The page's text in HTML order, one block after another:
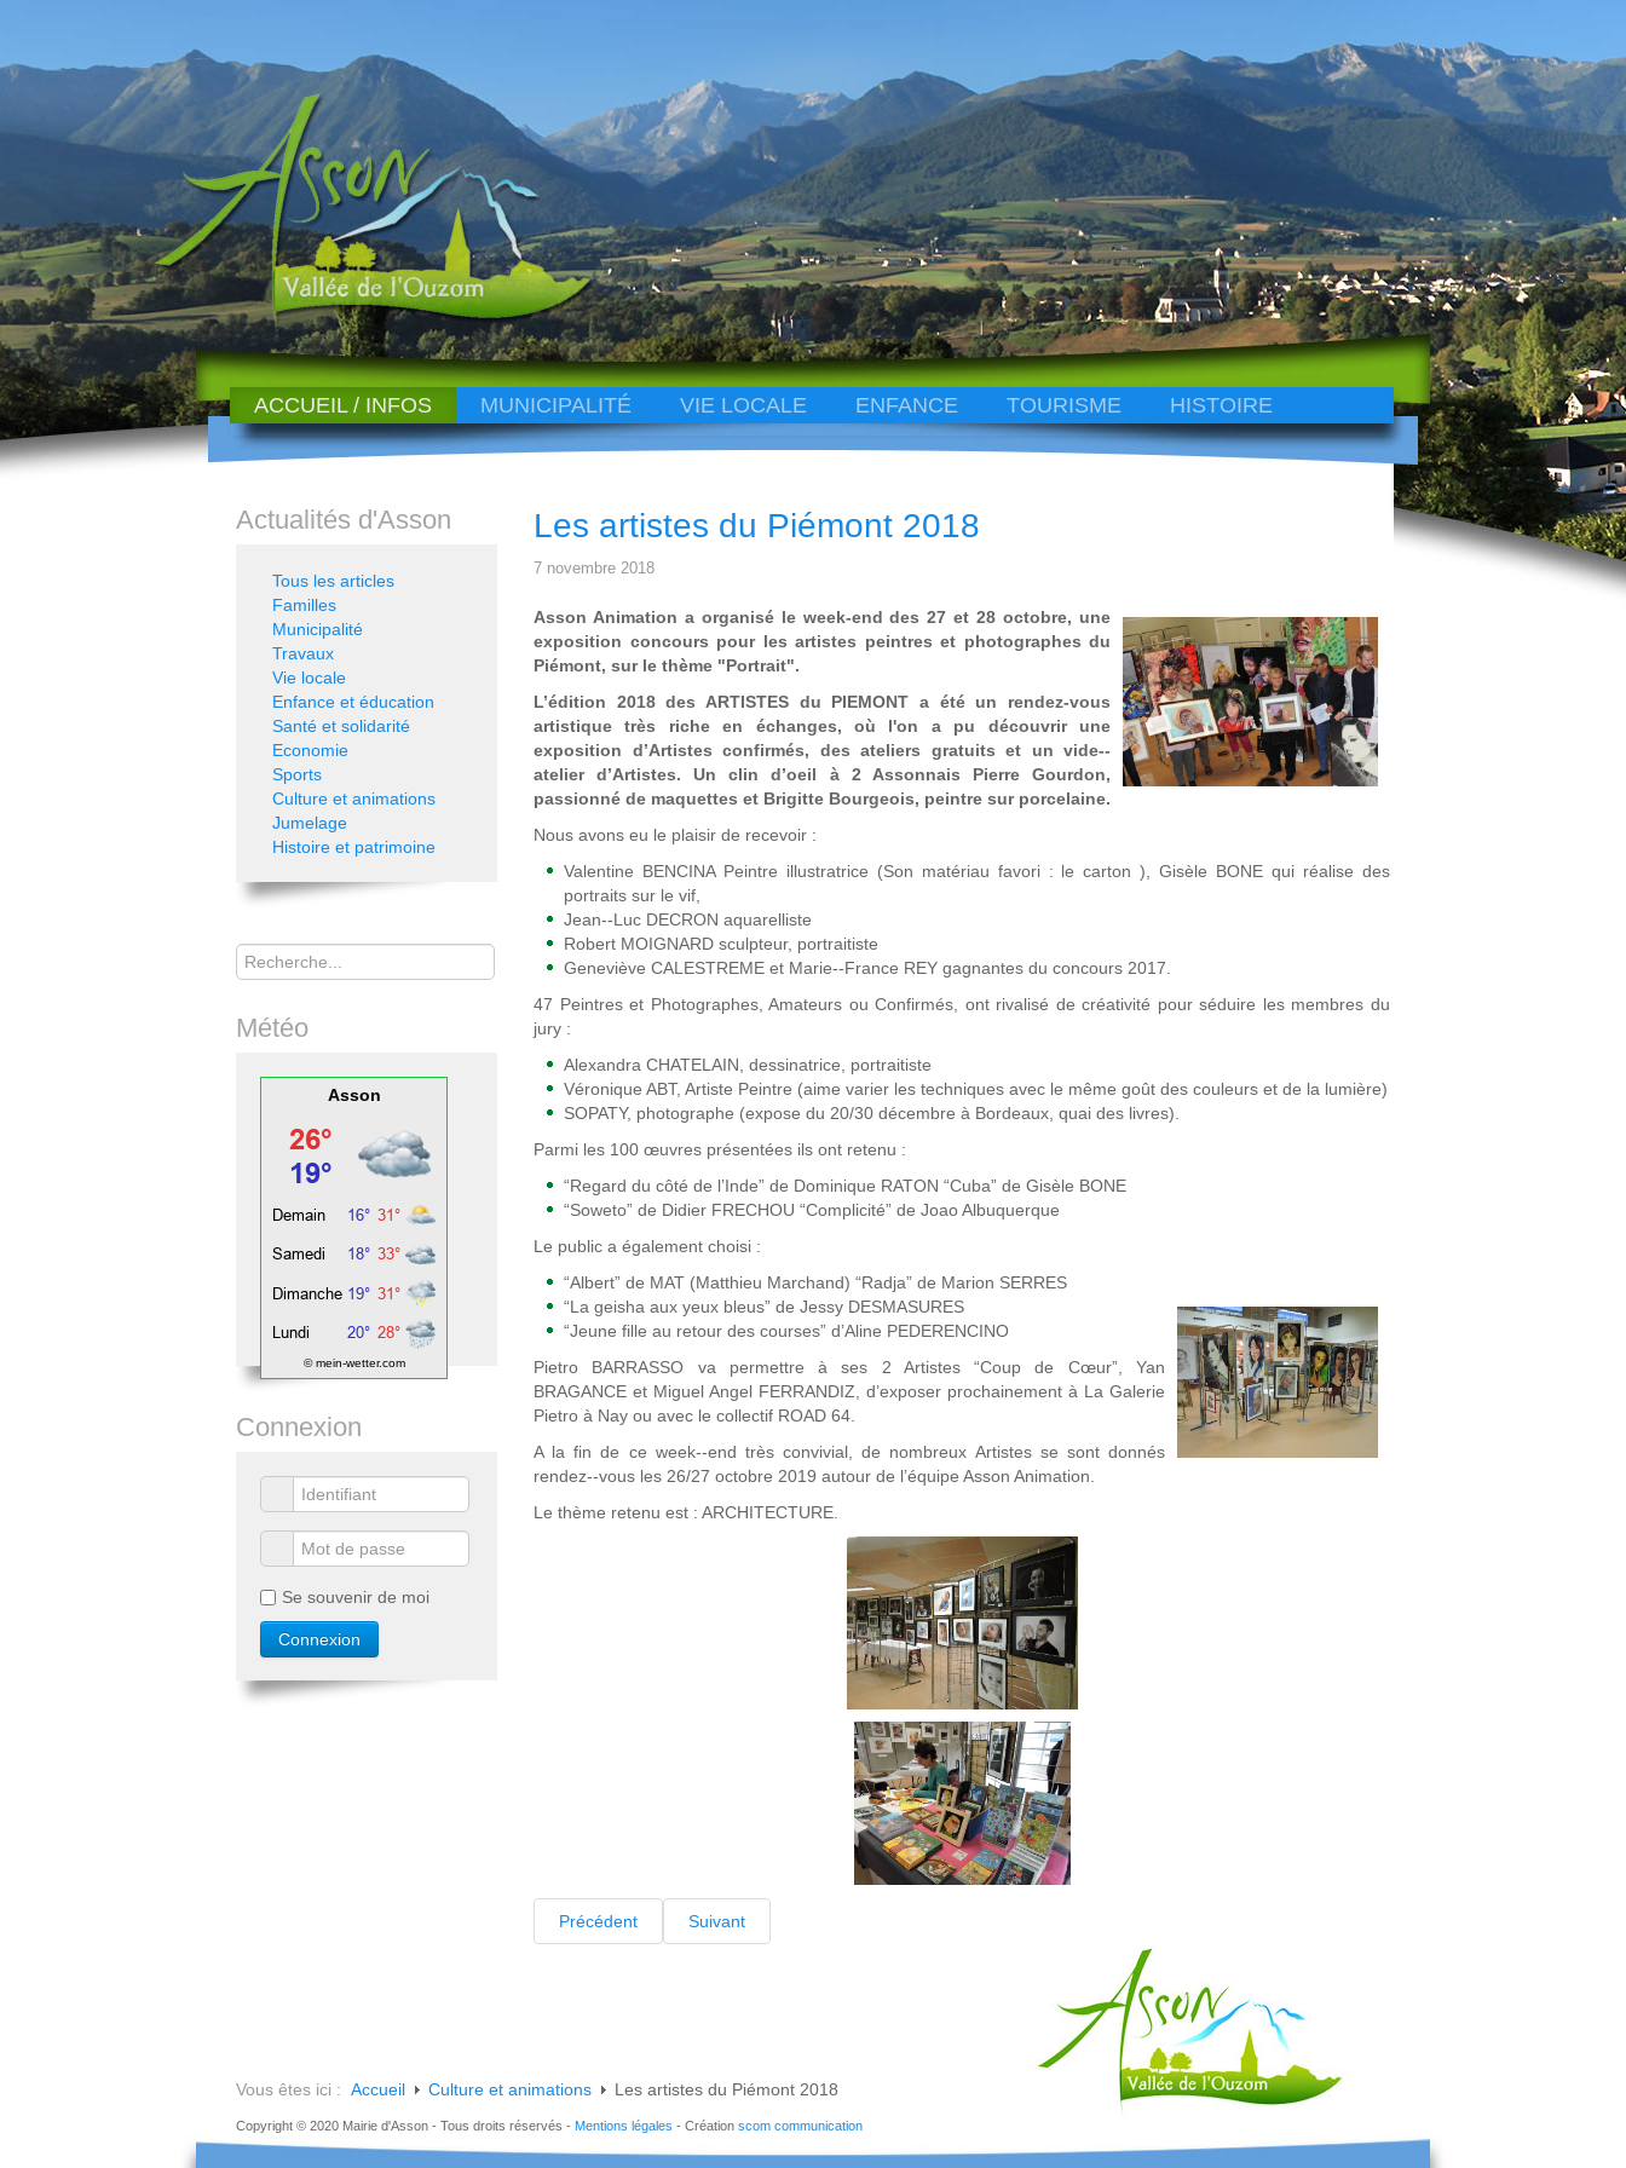
ACCUEIL / INFOS MUNICIPALITÉ VIE LOCALE ENFANCE TOURISME HISTOIRE
Les artistes du Piémont 2018
7 novembre 2018
Asson Animation a organisé le week-end des 27 et 28 octobre, une
exposition concours pour les artistes peintres et photographes du
Piémont, sur le thème "Portrait".
L’édition 2018 des ARTISTES du PIEMONT a été un rendez­‐vous
artistique très riche en échanges, où l'on a pu découvrir une
exposition d’Artistes confirmés, des ateliers gratuits et un vide-­
atelier d’Artistes. Un clin d’oeil à 2 Assonnais Pierre Gourdon,
passionné de maquettes et Brigitte Bourgeois, peintre sur porcelaine.
Nous avons eu le plaisir de recevoir :
Valentine BENCINA Peintre illustratrice (Son matériau favori : le carton ), Gisèle BONE qui réalise des
portraits sur le vif,
Jean-‐Luc DECRON aquarelliste
Robert MOIGNARD sculpteur, portraitiste
Geneviève CALESTREME et Marie-­‐France REY gagnantes du concours 2017.
47 Peintres et Photographes, Amateurs ou Confirmés, ont rivalisé de créativité pour séduire les membres du
jury :
Alexandra CHATELAIN, dessinatrice, portraitiste
Véronique ABT, Artiste Peintre (aime varier les techniques avec le même goût des couleurs et de la lumière)
SOPATY, photographe (expose du 20/30 décembre à Bordeaux, quai des livres).
Parmi les 100 œuvres présentées ils ont retenu :
“Regard du côté de l’Inde” de Dominique RATON “Cuba” de Gisèle BONE
“Soweto” de Didier FRECHOU “Complicité” de Joao Albuquerque
Le public a également choisi :
“Albert” de MAT (Matthieu Marchand) “Radja” de Marion SERRES
“La geisha aux yeux bleus” de Jessy DESMASURES
“Jeune fille au retour des courses” d’Aline PEDERENCINO
Pietro BARRASSO va permettre à ses 2 Artistes “Coup de Cœur”, Yan
BRAGANCE et Miguel Angel FERRANDIZ, d’exposer prochainement à La Galerie
Pietro à Nay ou avec le collectif ROAD 64.
A la fin de ce week-­‐end très convivial, de nombreux Artistes se sont donnés
rendez-­‐vous les 26/27 octobre 2019 autour de l’équipe Asson Animation.
Le thème retenu est : ARCHITECTURE.
Précédent Suivant
Actualités d'Asson
Tous les articles
Familles
Municipalité
Travaux
Vie locale
Enfance et éducation
Santé et solidarité
Economie
Sports
Culture et animations
Jumelage
Histoire et patrimoine
Rechercher
Météo
Asson
© mein-wetter.com
Connexion
Se souvenir de moi
Vous êtes ici : Accueil Culture et animations Les artistes du Piémont 2018
Copyright © 2020 Mairie d'Asson - Tous droits réservés - Mentions légales - Création scom communication